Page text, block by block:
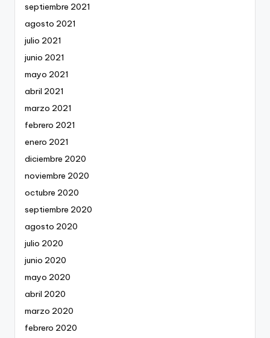
septiembre 2021
agosto 2021
julio 2021
junio 2021
mayo 2021
abril 2021
marzo 2021
febrero 2021
enero 2021
diciembre 2020
noviembre 2020
octubre 2020
septiembre 2020
agosto 2020
julio 2020
junio 2020
mayo 2020
abril 2020
marzo 2020
febrero 2020